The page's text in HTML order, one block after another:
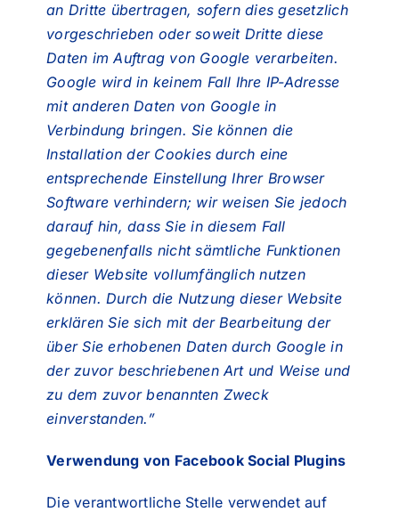
an Dritte übertragen, sofern dies gesetzlich
vorgeschrieben oder soweit Dritte diese
Daten im Auftrag von Google verarbeiten.
Google wird in keinem Fall Ihre IP-Adresse
mit anderen Daten von Google in
Verbindung bringen. Sie können die
Installation der Cookies durch eine
entsprechende Einstellung Ihrer Browser
Software verhindern; wir weisen Sie jedoch
darauf hin, dass Sie in diesem Fall
gegebenenfalls nicht sämtliche Funktionen
dieser Website vollumfänglich nutzen
können. Durch die Nutzung dieser Website
erklären Sie sich mit der Bearbeitung der
über Sie erhobenen Daten durch Google in
der zuvor beschriebenen Art und Weise und
zu dem zuvor benannten Zweck
einverstanden.”
Verwendung von Facebook Social Plugins
Die verantwortliche Stelle verwendet auf